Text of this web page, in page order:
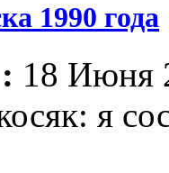
1990 года
18 Июня
я